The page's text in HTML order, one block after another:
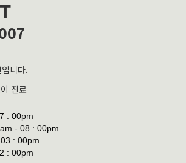
니다.
진료
: 00pm
- 08 : 00pm
: 00pm
: 00pm